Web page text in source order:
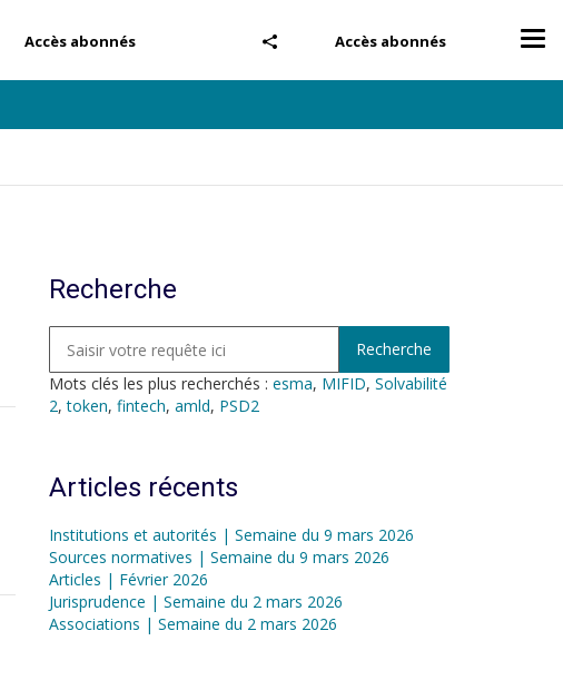
Accès abonnés
Accès abonnés
Recherche
Mots clés les plus recherchés : esma, MIFID, Solvabilité
2,token, fintech, amld, PSD2
Articles récents
Institutions et autorités | Semaine du 9 mars 2026
Sources normatives | Semaine du 9 mars 2026
Articles | Février 2026
Jurisprudence | Semaine du 2 mars 2026
Associations | Semaine du 2 mars 2026